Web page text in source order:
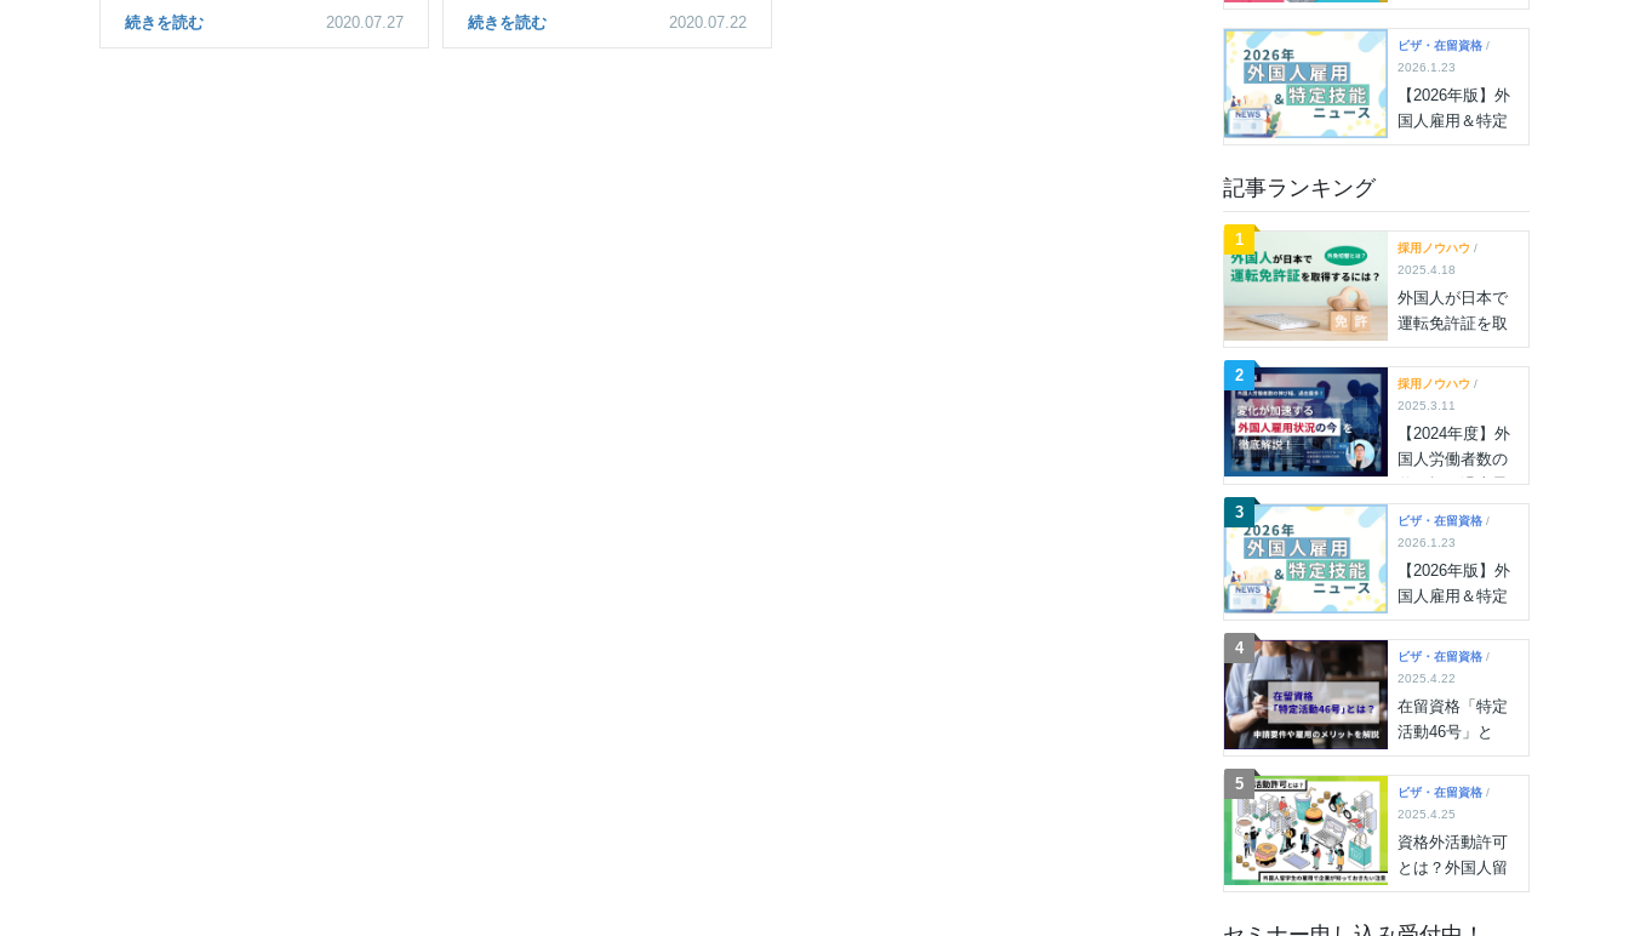
2020.07.27
採用」を考える
続きを読む 2020.07.22
続きを読む
い」理由は？現
地の学生取材か
ら見えたリアル
ビザ・在留資格 /
2026.1.23
【2026年版】外
国人雇用＆特定
技能ニュース
記事ランキング
1 採用ノウハウ /
2025.4.18
外国人が日本で
運転免許証を取
得するには？外
免切替とは？厳
格化の内容も解
説
2 採用ノウハウ /
2025.3.11
【2024年度】外
国人労働者数の
伸び幅は過去最
多！外国人雇用
状況や背景・推
移を徹底解説
3 ビザ・在留資格 /
2026.1.23
【2026年版】外
国人雇用＆特定
技能ニュース
（2026年7月15
日更新）
4 ビザ・在留資格 /
2025.4.22
在留資格「特定
活動46号」と
は？申請要件や
雇用のメリット
を解説
5 ビザ・在留資格 /
2025.4.25
資格外活動許可
とは？外国人留
学生の雇用で企